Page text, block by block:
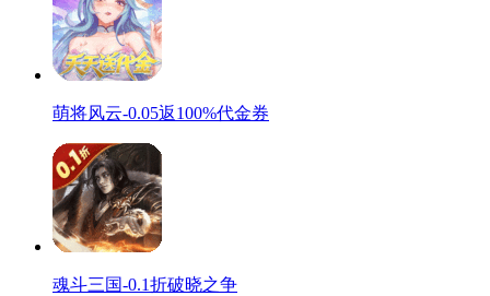
萌将风云-0.05返100%代金券
魂斗三国-0.1折破晓之争